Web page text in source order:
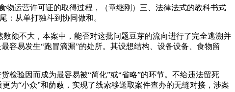
运营许可证的取得过程，（章继刚）三、法律法式的教科书式
：从单打独斗到协同做和。
额不大，本案中，能否对这批问题豆芽的流向进行了完全逃溯并
容易发生“跑冒滴漏”的处所。其设想结构、设备设备、食物留
验因而成为最容易被“简化”或“省略”的环节。不给违法留死
为“小众”和荫蔽，实现了线索移送取案件查办的无缝对接，涉案